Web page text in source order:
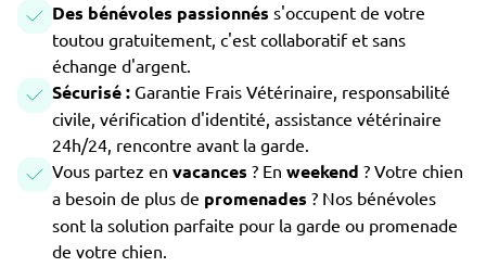
Des bénévoles passionnés s'occupent de votre
toutou gratuitement, c'est collaboratif et sans
échange d'argent.
Sécurisé : Garantie Frais Vétérinaire, responsabilité
civile, vérification d'identité, assistance vétérinaire
24h/24, rencontre avant la garde.
Vous partez en vacances ? En weekend ? Votre chien
a besoin de plus de promenades ? Nos bénévoles
sont la solution parfaite pour la garde ou promenade
de votre chien.